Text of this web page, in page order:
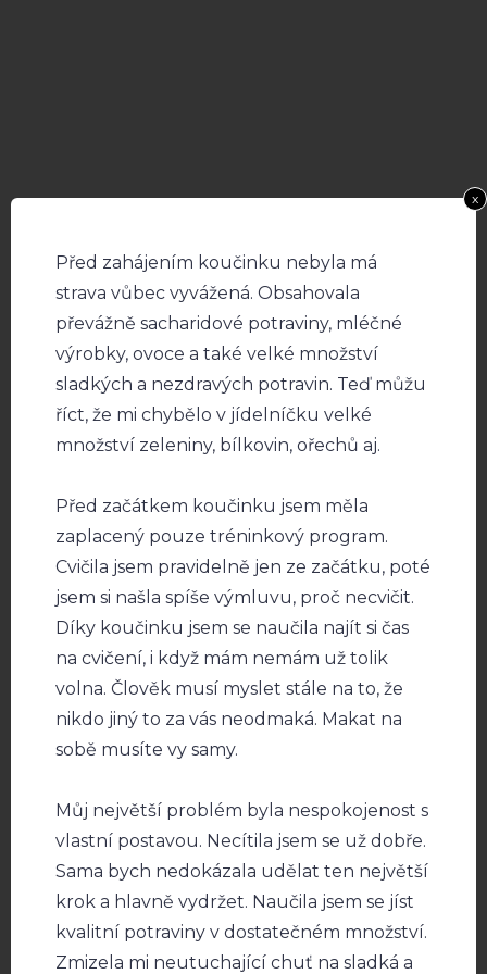
Před zahájením koučinku nebyla má
strava vůbec vyvážená. Obsahovala
převážně sacharidové potraviny, mléčné
výrobky, ovoce a také velké množství
sladkých a nezdravých potravin. Teď můžu
říct, že mi chybělo v jídelníčku velké
množství zeleniny, bílkovin, ořechů aj.
Před začátkem koučinku jsem měla
zaplacený pouze tréninkový program.
Cvičila jsem pravidelně jen ze začátku, poté
jsem si našla spíše výmluvu, proč necvičit.
Díky koučinku jsem se naučila najít si čas
na cvičení, i když mám nemám už tolik
volna. Člověk musí myslet stále na to, že
nikdo jiný to za vás neodmaká. Makat na
sobě musíte vy samy.
Můj největší problém byla nespokojenost s
vlastní postavou. Necítila jsem se už dobře.
Sama bych nedokázala udělat ten největší
krok a hlavně vydržet. Naučila jsem se jíst
kvalitní potraviny v dostatečném množství.
Zmizela mi neutuchající chuť na sladká a
x